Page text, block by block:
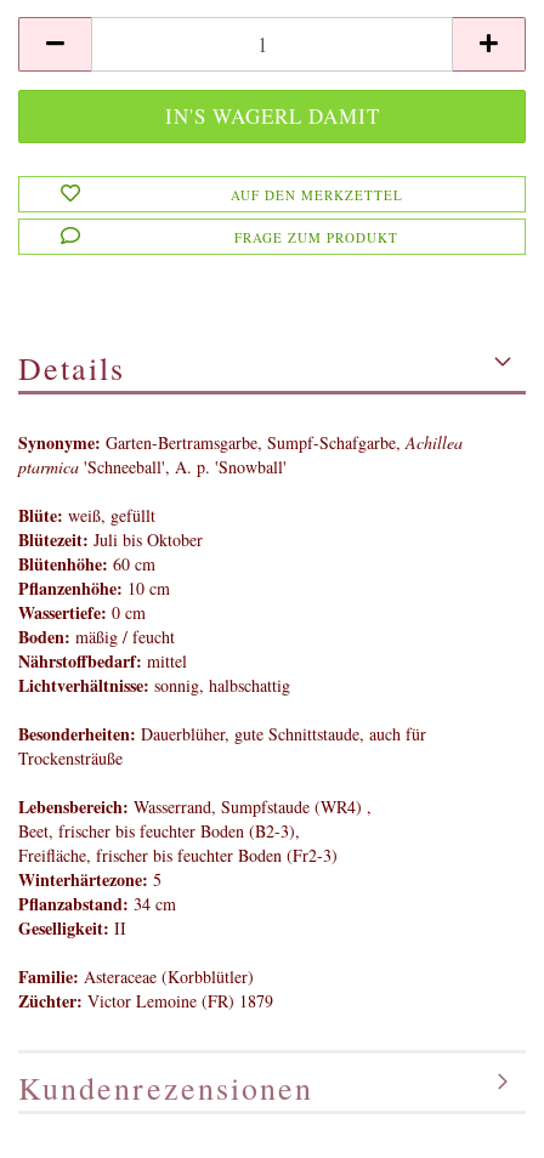
AUF DEN MERKZETTEL
FRAGE ZUM PRODUKT
Details
Synonyme: Garten-Bertramsgarbe, Sumpf-Schafgarbe,Achillea
ptarmica 'Schneeball', A. p. 'Snowball'
Blüte: weiß, gefüllt
Blütezeit: Juli bis Oktober
Blütenhöhe: 60 cm
Pflanzenhöhe: 10 cm
Wassertiefe: 0 cm
Boden: mäßig / feucht
Nährstoffbedarf: mittel
Lichtverhältnisse: sonnig, halbschattig
Besonderheiten: Dauerblüher, gute Schnittstaude, auch für
Trockensträuße
Lebensbereich: Wasserrand, Sumpfstaude (WR4) ,
Beet, frischer bis feuchter Boden (B2-3),
Freifläche, frischer bis feuchter Boden (Fr2-3)
Winterhärtezone: 5
Pflanzabstand: 34 cm
Geselligkeit: II
Familie: Asteraceae (Korbblütler)
Züchter: Victor Lemoine (FR) 1879
Kundenrezensionen